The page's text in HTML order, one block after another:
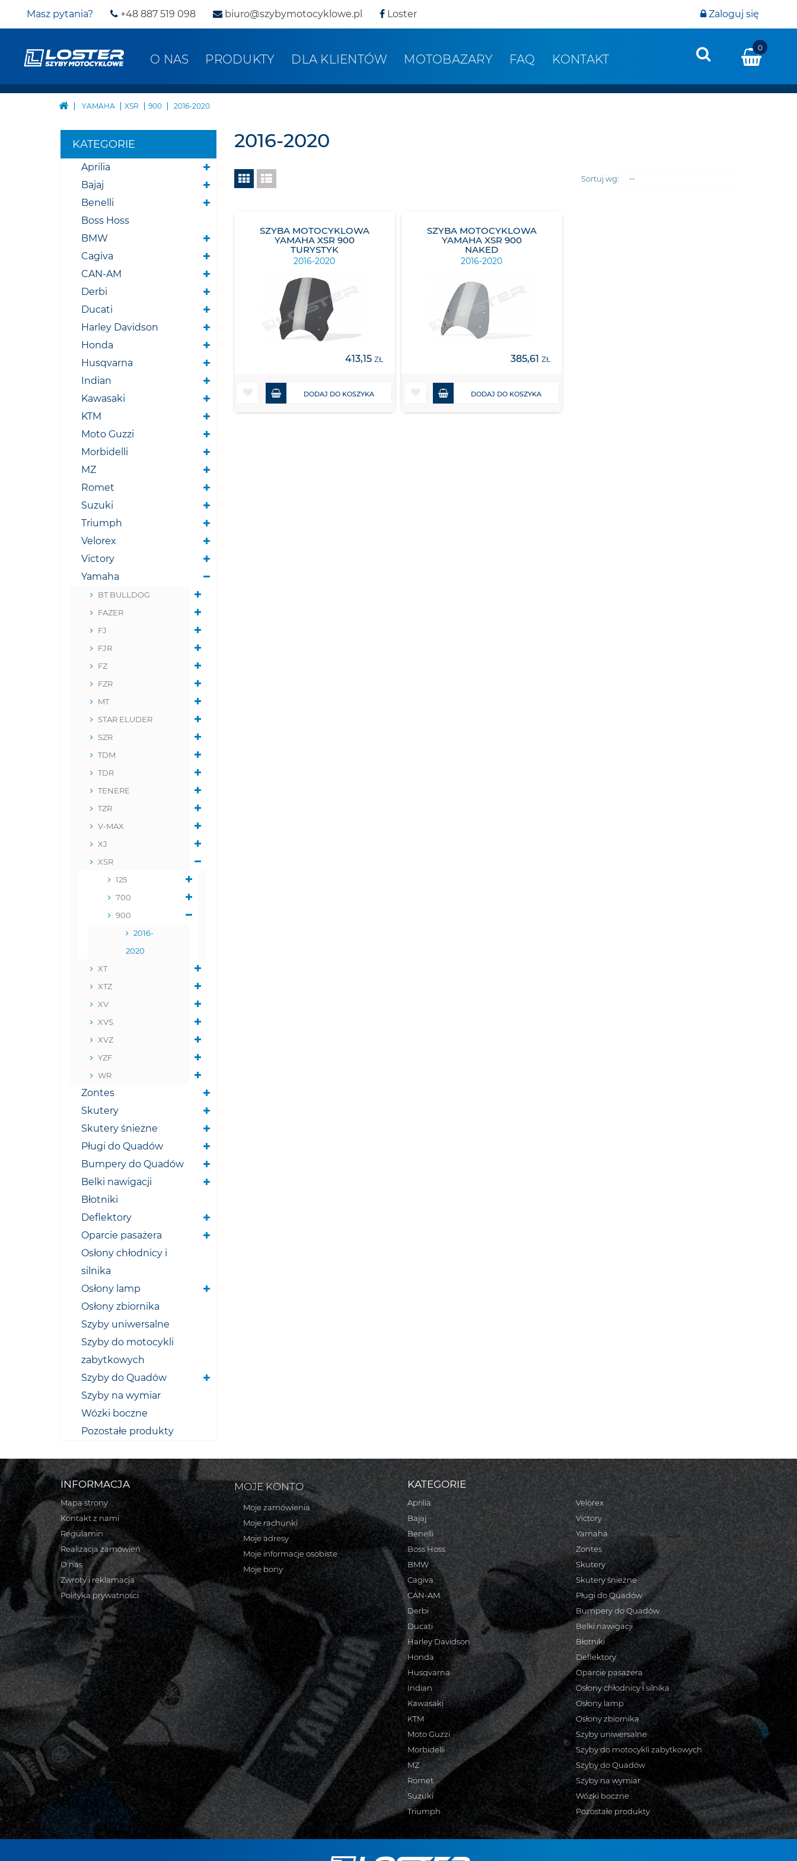
Masz pytania? +48 887 519 098 biuro@szybymotocyklowe.pl Loster Zaloguj się
0
O NAS PRODUKTY DLA KLIENTÓW MOTOBAZARY FAQ KONTAKT
YAMAHA XSR 900 2016-2020
KATEGORIE
Aprilia
Bajaj
Benelli
Boss Hoss
BMW
Cagiva
CAN-AM
Derbi
Ducati
Harley Davidson
Honda
Husqvarna
Indian
Kawasaki
KTM
Moto Guzzi
Morbidelli
MZ
Romet
Suzuki
Triumph
Velorex
Victory
Yamaha
BT BULLDOG
FAZER
FJ
FJR
FZ
FZR
MT
STAR ELUDER
SZR
TDM
TDR
TENERE
TZR
V-MAX
XJ
XSR
125
700
900
2016-
2020
XT
XTZ
XV
XVS
XVZ
YZF
WR
Zontes
Skutery
Skutery śnieżne
Pługi do Quadów
Bumpery do Quadów
Belki nawigacji
Błotniki
Deflektory
Oparcie pasażera
Osłony chłodnicy i
silnika
Osłony lamp
Osłony zbiornika
Szyby uniwersalne
Szyby do motocykli
zabytkowych
Szyby do Quadów
Szyby na wymiar
Wózki boczne
Pozostałe produkty
2016-2020
Sortuj wg: --
SZYBA MOTOCYKLOWA
YAMAHA XSR 900
TURYSTYK
2016-2020
413,15 ZŁ
DODAJ DO KOSZYKA
SZYBA MOTOCYKLOWA
YAMAHA XSR 900
NAKED
2016-2020
385,61 ZŁ
DODAJ DO KOSZYKA
INFORMACJA
Mapa strony
Kontakt z nami
Regulamin
Realizacja zamówień
O nas
Zwroty i reklamacja
Polityka prywatności
MOJE KONTO
Moje zamówienia
Moje rachunki
Moje adresy
Moje informacje osobiste
Moje bony
KATEGORIE
Aprilia
Bajaj
Benelli
Boss Hoss
BMW
Cagiva
CAN-AM
Derbi
Ducati
Harley Davidson
Honda
Husqvarna
Indian
Kawasaki
KTM
Moto Guzzi
Morbidelli
MZ
Romet
Suzuki
Triumph
Velorex
Victory
Yamaha
Zontes
Skutery
Skutery śnieżne
Pługi do Quadów
Bumpery do Quadów
Belki nawigacji
Błotniki
Deflektory
Oparcie pasażera
Osłony chłodnicy i silnika
Osłony lamp
Osłony zbiornika
Szyby uniwersalne
Szyby do motocykli zabytkowych
Szyby do Quadów
Szyby na wymiar
Wózki boczne
Pozostałe produkty